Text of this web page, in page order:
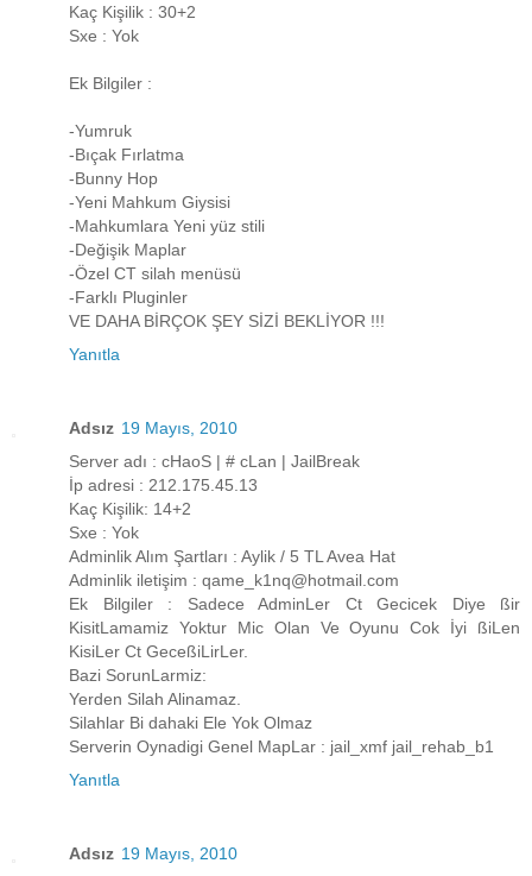
Kaç Kişilik : 30+2
Sxe : Yok
Ek Bilgiler :
-Yumruk
-Bıçak Fırlatma
-Bunny Hop
-Yeni Mahkum Giysisi
-Mahkumlara Yeni yüz stili
-Değişik Maplar
-Özel CT silah menüsü
-Farklı Pluginler
VE DAHA BİRÇOK ŞEY SİZİ BEKLİYOR !!!
Yanıtla
Adsız 19 Mayıs, 2010
Server adı : cHaoS | # cLan | JailBreak
İp adresi : 212.175.45.13
Kaç Kişilik: 14+2
Sxe : Yok
Adminlik Alım Şartları : Aylik / 5 TL Avea Hat
Adminlik iletişim : qame_k1nq@hotmail.com
Ek Bilgiler : Sadece AdminLer Ct Gecicek Diye ßir
KisitLamamiz Yoktur Mic Olan Ve Oyunu Cok İyi ßiLen
KisiLer Ct GeceßiLirLer.
Bazi SorunLarmiz:
Yerden Silah Alinamaz.
Silahlar Bi dahaki Ele Yok Olmaz
Serverin Oynadigi Genel MapLar : jail_xmf jail_rehab_b1
Yanıtla
Adsız 19 Mayıs, 2010